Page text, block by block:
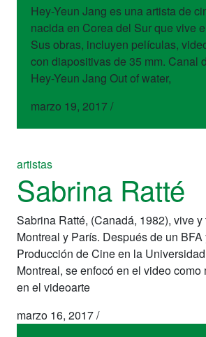
Hey-Yeun Jang es una artista de
nacida en Corea del Sur que vive
Sus obras, incluyen películas,
con diapositivas de 35 mm. Canal
Hey-Yeun Jang Out of water,
marzo 19, 2017/
artistas
Sabrina Ratté
Sabrina Ratté, (Canadá, 1982), vive
Montreal y París. Después de un BFA
Producción de Cine en la
Montreal, se enfocó en el video
en el videoarte
marzo 16, 2017/